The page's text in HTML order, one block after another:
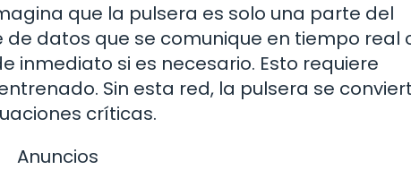
que la pulsera es solo una parte del
datos que se comunique en tiempo real
si es necesario. Esto requiere
Sin esta red, la pulsera se
críticas.
Anuncios